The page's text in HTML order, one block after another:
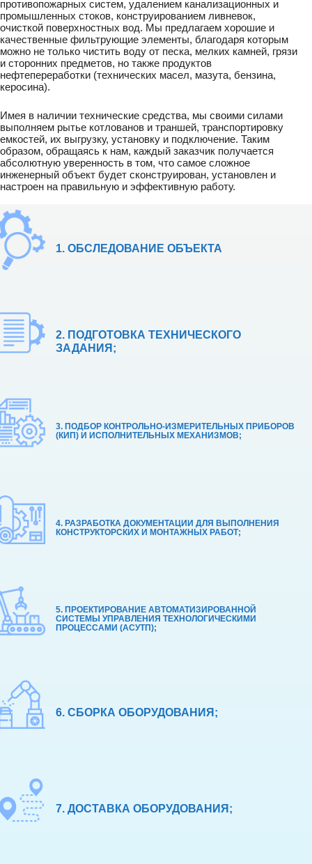
противопожарных систем, удалением канализационных и
промышленных стоков, конструированием ливневок,
очисткой поверхностных вод. Мы предлагаем хорошие и
качественные фильтрующие элементы, благодаря которым
можно не только чистить воду от песка, мелких камней, грязи
и сторонних предметов, но также продуктов
нефтепереработки (технических масел, мазута, бензина,
керосина).
Имея в наличии технические средства, мы своими силами
выполняем рытье котлованов и траншей, транспортировку
емкостей, их выгрузку, установку и подключение. Таким
образом, обращаясь к нам, каждый заказчик получается
абсолютную уверенность в том, что самое сложное
инженерный объект будет сконструирован, установлен и
настроен на правильную и эффективную работу.
1. ОБСЛЕДОВАНИЕ ОБЪЕКТА
2. ПОДГОТОВКА ТЕХНИЧЕСКОГО
ЗАДАНИЯ;
3. ПОДБОР КОНТРОЛЬНО-ИЗМЕРИТЕЛЬНЫХ ПРИБОРОВ
(КИП) И ИСПОЛНИТЕЛЬНЫХ МЕХАНИЗМОВ;
4. РАЗРАБОТКА ДОКУМЕНТАЦИИ ДЛЯ ВЫПОЛНЕНИЯ
КОНСТРУКТОРСКИХ И МОНТАЖНЫХ РАБОТ;
5. ПРОЕКТИРОВАНИЕ АВТОМАТИЗИРОВАННОЙ
СИСТЕМЫ УПРАВЛЕНИЯ ТЕХНОЛОГИЧЕСКИМИ
ПРОЦЕССАМИ (АСУТП);
6. СБОРКА ОБОРУДОВАНИЯ;
7. ДОСТАВКА ОБОРУДОВАНИЯ;